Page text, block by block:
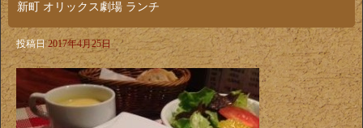
新町 オリックス劇場 ランチ
投稿日 2017年4月25日